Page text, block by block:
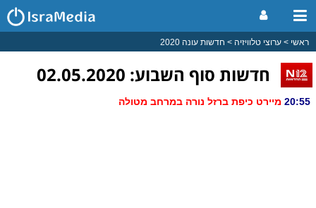
ראשי ערוצי טלוויזיה חדשות עונה 2020
חדשות סוף השבוע: 02.05.2020